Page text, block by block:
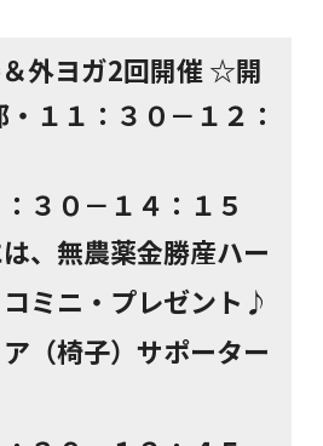
外ヨガ2回開催 ☆開
１１：３０－１２：
３０－１４：１５
、無農薬金勝産ハー
ミニ・プレゼント♪
（椅子）サポーター